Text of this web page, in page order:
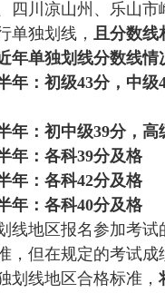
四川凉山州、乐山市
单独划线， 且分数线
年单独划线分数线情
年：初级43分，中
年：初中级39分，高
年：各科39分及格
年：各科42分及格
年：各科40分及格
线地区报名参加考试
，但在规定的考试成
划线地区合格标准，